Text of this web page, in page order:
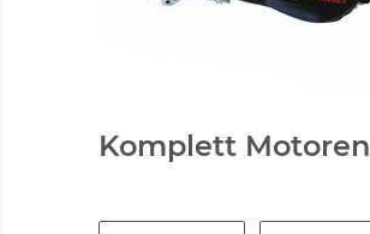
Komplett Motoren